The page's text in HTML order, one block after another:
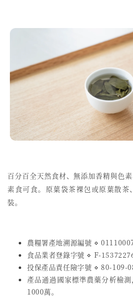
百分百全天然食材、無添加香精與色
素食可食。原葉袋茶裸包或原葉散茶
裝。
農糧署產地溯源編號 ⋄
食品業者登錄字號 ⋄ F-
投保產品責任險字號 ⋄80-109-
產品通過國家標準農藥分析檢
1000萬。